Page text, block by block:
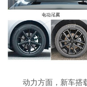
动力方面，新车搭